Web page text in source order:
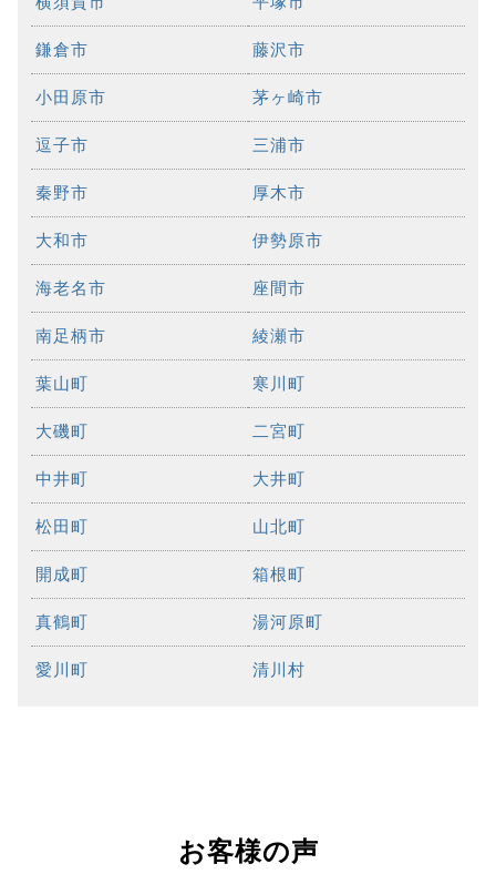
鎌倉市 藤沢市
小田原市 茅ヶ崎市
逗子市 三浦市
秦野市 厚木市
大和市 伊勢原市
海老名市 座間市
南足柄市 綾瀬市
葉山町 寒川町
大磯町 二宮町
中井町 大井町
松田町 山北町
開成町 箱根町
真鶴町 湯河原町
愛川町 清川村
お客様の声